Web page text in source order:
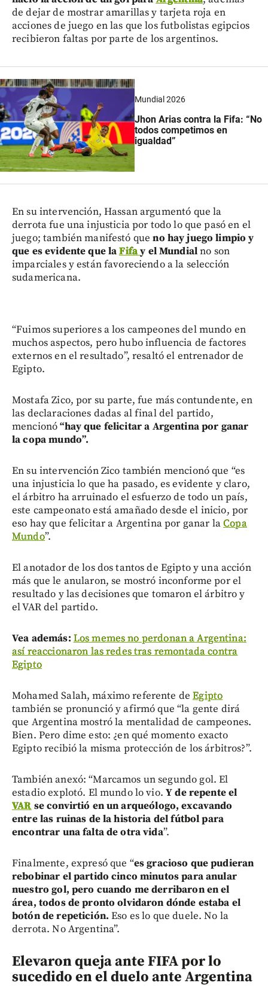
de dejar de mostrar amarillas y tarjeta roja en
acciones de juego en las que los futbolistas egipcios
recibieron faltas por parte de los argentinos.
Mundial 2026
Jhon Arias contra la Fifa: “No
todos competimos en
igualdad”
En su intervención, Hassan argumentó que la
derrota fue una injusticia por todo lo que pasó en el
juego; también manifestó queno hay juego limpio y
que es evidente que laFifay el Mundialno son
imparciales y están favoreciendo a la selección
sudamericana.
“Fuimos superiores a los campeones del mundo en
muchos aspectos, pero hubo influencia de factores
externos en el resultado”, resaltó el entrenador de
Egipto.
Mostafa Zico, por su parte, fue más contundente, en
las declaraciones dadas al final del partido,
mencionó“hay que felicitar a Argentina por ganar
la copa mundo”.
En su intervención Zico también mencionó que “es
una injusticia lo que ha pasado, es evidente y claro,
el árbitro ha arruinado el esfuerzo de todo un país,
este campeonato está amañado desde el inicio, por
eso hay que felicitar a Argentina por ganar laCopa
Mundo”.
El anotador de los dos tantos de Egipto y una acción
más que le anularon, se mostró inconforme por el
resultado y las decisiones que tomaron el árbitro y
el VAR del partido.
Vea además: Los memes no perdonan a Argentina:
así reaccionaron las redes tras remontada contra
Egipto
Mohamed Salah, máximo referente deEgipto
también se pronunció y afirmó que “la gente dirá
que Argentina mostró la mentalidad de campeones.
Bien. Pero dime esto: ¿en qué momento exacto
Egipto recibió la misma protección de los árbitros?”.
También anexó: “Marcamos un segundo gol. El
estadio explotó. El mundo lo vio.Y de repente el
VAR se convirtió en un arqueólogo, excavando
entre las ruinas de la historia del fútbol para
encontrar una falta de otra vida”.
Finalmente, expresó que “es gracioso que pudieran
rebobinar el partido cinco minutos para anular
nuestro gol, pero cuando me derribaron en el
área, todos de pronto olvidaron dónde estaba el
botón de repetición. Eso es lo que duele. No la
derrota. No Argentina”.
Elevaron queja ante FIFA por lo
sucedido en el duelo ante Argentina